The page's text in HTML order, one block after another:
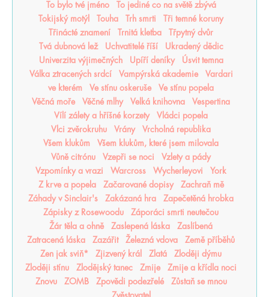
To bylo tvé jméno
To jediné co na světě zbývá
Tokijský motýl
Touha Trh smrti
Tři temné koruny
Třinácté znamení
Trnitá kletba
Třpytný dvůr
Tvá dubnová lež
Uchvatitelé říší
Ukradený dědic
Univerzita výjimečných
Upíří deníky
Úsvit temna
Válka ztracených srdcí
Vampýrská akademie
Vardari
ve kterém
Ve stínu oskeruše
Ve stínu popela
Věčná moře
Věčné mlhy Velká knihovna
Vespertina
Vílí zálety a hříšné korzety
Vládci popela
Vlci zvěrokruhu
Vrány
Vrcholná republika
Všem klukům
Všem klukům, které jsem milovala
Vůně citrónu
Vzepři se noci
Vzlety a pády
Vzpomínky a vrazi
Warcross Wycherleyovi
York
Z krve a popela
Začarované dopisy
Zachraň mě
Záhady v Sinclair's
Zakázaná hra
Zapečetěná hrobka
Zápisky z Rosewoodu
Záporáci smrti neutečou
Žár těla a ohně
Zaslepená láska
Zaslíbená
Zatracená láska
Zazářit Železná vdova
Země příběhů
Zen jak sviň*
Zjizvený král Zlatá
Zloději dýmu
Zloději stínu
Zlodějský tanec Zmije
Zmije a křídla noci
Znovu
ZOMB Zpovědi podezřelé
Zůstaň se mnou